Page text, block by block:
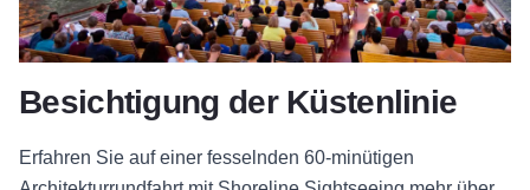
Besichtigung der Küstenlinie
Erfahren Sie auf einer fesselnden 60-minütigen